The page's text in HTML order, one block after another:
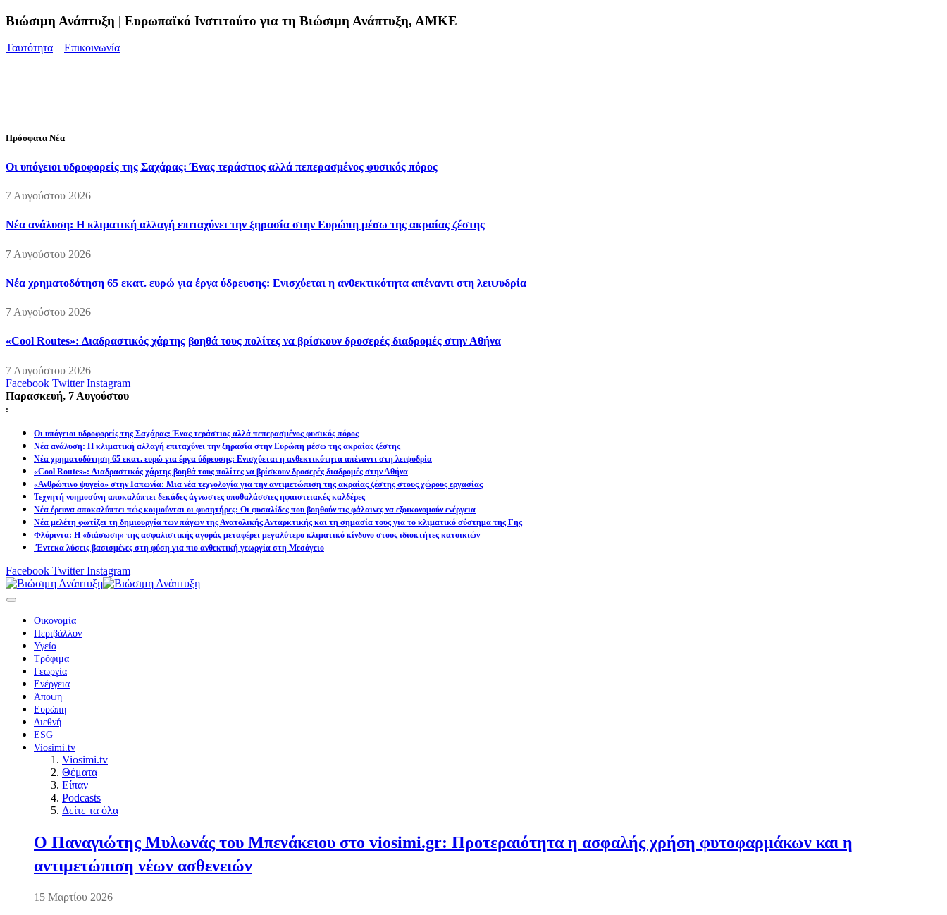
Bιώσιμη Ανάπτυξη | Ευρωπαϊκό Ινστιτούτο για τη Βιώσιμη Ανάπτυξη, ΑΜΚΕ
Ταυτότητα – Επικοινωνία
Πρόσφατα Νέα
Οι υπόγειοι υδροφορείς της Σαχάρας: Ένας τεράστιος αλλά πεπερασμένος φυσικός πόρος
7 Αυγούστου 2026
Νέα ανάλυση: Η κλιματική αλλαγή επιταχύνει την ξηρασία στην Ευρώπη μέσω της ακραίας ζέστης
7 Αυγούστου 2026
Νέα χρηματοδότηση 65 εκατ. ευρώ για έργα ύδρευσης: Ενισχύεται η ανθεκτικότητα απέναντι στη λειψυδρία
7 Αυγούστου 2026
«Cool Routes»: Διαδραστικός χάρτης βοηθά τους πολίτες να βρίσκουν δροσερές διαδρομές στην Αθήνα
7 Αυγούστου 2026
Facebook Twitter Instagram
Παρασκευή, 7 Αυγούστου
:
Οι υπόγειοι υδροφορείς της Σαχάρας: Ένας τεράστιος αλλά πεπερασμένος φυσικός πόρος
Νέα ανάλυση: Η κλιματική αλλαγή επιταχύνει την ξηρασία στην Ευρώπη μέσω της ακραίας ζέστης
Νέα χρηματοδότηση 65 εκατ. ευρώ για έργα ύδρευσης: Ενισχύεται η ανθεκτικότητα απέναντι στη λειψυδρία
«Cool Routes»: Διαδραστικός χάρτης βοηθά τους πολίτες να βρίσκουν δροσερές διαδρομές στην Αθήνα
«Ανθρώπινο ψυγείο» στην Ιαπωνία: Μια νέα τεχνολογία για την αντιμετώπιση της ακραίας ζέστης στους χώρους εργασίας
Τεχνητή νοημοσύνη αποκαλύπτει δεκάδες άγνωστες υποθαλάσσιες ηφαιστειακές καλδέρες
Νέα έρευνα αποκαλύπτει πώς κοιμούνται οι φυσητήρες: Οι φυσαλίδες που βοηθούν τις φάλαινες να εξοικονομούν ενέργεια
Νέα μελέτη φωτίζει τη δημιουργία των πάγων της Ανατολικής Ανταρκτικής και τη σημασία τους για το κλιματικό σύστημα της Γης
Φλόριντα: Η «διάσωση» της ασφαλιστικής αγοράς μεταφέρει μεγαλύτερο κλιματικό κίνδυνο στους ιδιοκτήτες κατοικιών
Έντεκα λύσεις βασισμένες στη φύση για πιο ανθεκτική γεωργία στη Μεσόγειο
Facebook Twitter Instagram
Οικονομία
Περιβάλλον
Υγεία
Τρόφιμα
Γεωργία
Ενέργεια
Άποψη
Ευρώπη
Διεθνή
ESG
Viosimi.tv
Viosimi.tv
Θέματα
Είπαν
Podcasts
Δείτε τα όλα
Ο Παναγιώτης Μυλωνάς του Μπενάκειου στο viosimi.gr: Προτεραιότητα η ασφαλής χρήση φυτοφαρμάκων και η
αντιμετώπιση νέων ασθενειών
15 Μαρτίου 2026